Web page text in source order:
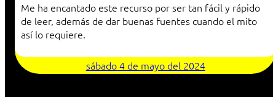
Me ha encantado este recurso por ser tan fácil y rápido
de leer, además de dar buenas fuentes cuando el mito
así lo requiere.
sábado 4 de mayo del 2024